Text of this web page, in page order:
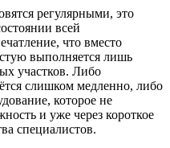
регулярными, это
всей
что вместо
выполняется лишь
участков. Либо
слишком медленно, либо
которое не
и уже через короткое
специалистов.